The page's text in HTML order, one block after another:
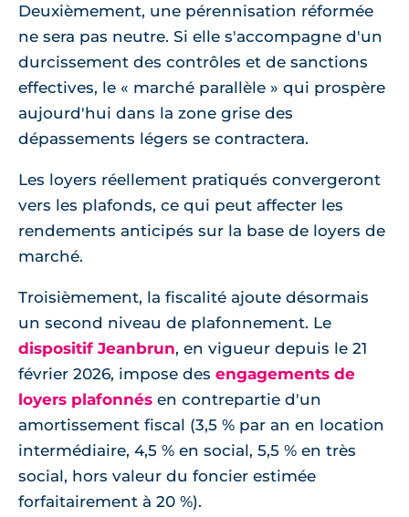
Deuxièmement, une pérennisation réformée
ne sera pas neutre. Si elle s'accompagne d'un
durcissement des contrôles et de sanctions
effectives, le « marché parallèle » qui prospère
aujourd'hui dans la zone grise des
dépassements légers se contractera.
Les loyers réellement pratiqués convergeront
vers les plafonds, ce qui peut affecter les
rendements anticipés sur la base de loyers de
marché.
Troisièmement, la fiscalité ajoute désormais
un second niveau de plafonnement. Le
dispositif Jeanbrun, en vigueur depuis le 21
février 2026, impose des engagements de
loyers plafonnés en contrepartie d'un
amortissement fiscal (3,5 % par an en location
intermédiaire, 4,5 % en social, 5,5 % en très
social, hors valeur du foncier estimée
forfaitairement à 20 %).